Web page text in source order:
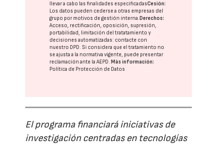
llevar a cabo las finalidades especificadasCesión:
Los datos pueden cederse a otras empresas del
grupo por motivos de gestión interna.Derechos:
Acceso, rectificación, oposición, supresión,
portabilidad, limitación del tratatamiento y
decisiones automatizadas: contacte con
nuestro DPD. Si considera que el tratamiento no
se ajusta a la normativa vigente, puede presentar
reclamación ante laAEPD.Más información:
Política de Protección de Datos
El programa financiará iniciativas de
investigación centradas en tecnologías